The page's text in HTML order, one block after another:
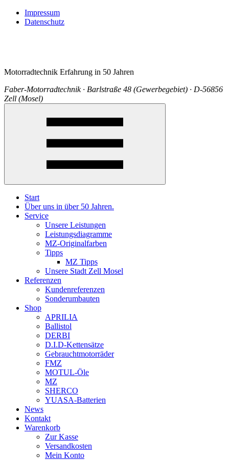
Impressum
Datenschutz
Motorradtechnik Erfahrung in 50 Jahren
Faber-Motorradtechnik · Barlstraße 48 (Gewerbegebiet) · D-56856
Zell (Mosel)
Start
Über uns in über 50 Jahren.
Service
Unsere Leistungen
Leistungsdiagramme
MZ-Originalfarben
Tipps
MZ Tipps
Unsere Stadt Zell Mosel
Referenzen
Kundenreferenzen
Sonderumbauten
Shop
APRILIA
Ballistol
DERBI
D.I.D-Kettensätze
Gebrauchtmotorräder
FMZ
MOTUL-Öle
MZ
SHERCO
YUASA-Batterien
News
Kontakt
Warenkorb
Zur Kasse
Versandkosten
Mein Konto